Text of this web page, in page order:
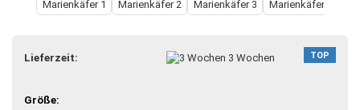
TOP
Lieferzeit: 3 Wochen
Größe: